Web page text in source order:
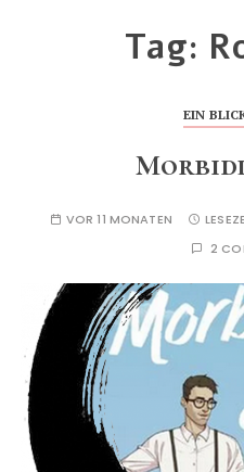
Tag:
EIN
VOR 11 MONATEN
2